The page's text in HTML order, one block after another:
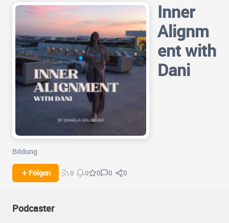
Inner
Alignm
ent with
Dani
Bildung
Folgen 0 0 0 0 0
Podcaster